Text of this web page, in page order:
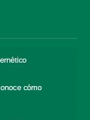
cómo